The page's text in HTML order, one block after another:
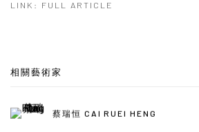
LINK: FULL ARTICLE
相關藝術家
蔡瑞恒 CAI RUEI HENG